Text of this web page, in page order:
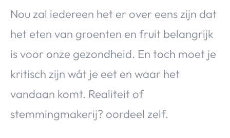
Nou zal iedereen het er over eens zijn dat
het eten van groenten en fruit belangrijk
is voor onze gezondheid. En toch moet je
kritisch zijn wát je eet en waar het
vandaan komt. Realiteit of
stemmingmakerij? oordeel zelf.